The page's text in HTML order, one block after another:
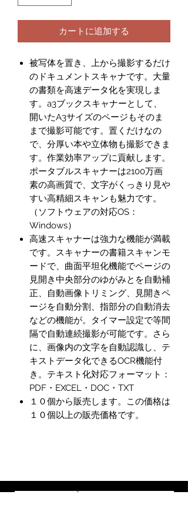
カートに追加する
被写体を置き、上から撮影するだけ
のドキュメントスキャナです。大量
の書類を高速データ化を実現しま
す。a3ブックスキャナーとして、
開いたA3サイズのページもそのま
まで撮影可能です。置くだけなの
で、分厚い本や立体物も撮影できま
す。作業効率アップに貢献します。
ポータブルスキャナーは2100万画
素の高画質で、文字がくっきり見や
すい高精細スキャンも魅力です。
（ソフトウェアの対応OS：
Windows）
高速スキャナーは強力な機能が満載
です。スキャナーの書籍スキャンモ
ードで、曲面平坦化機能でページの
見開き中央部分のゆがみとを自動補
正、自動画像トリミング、見開きペ
ージを自動分割、指部分の自動消去
などの機能が。タイマー設定で等間
隔で自動連続撮影が可能です。さら
に、画像内の文字を自動認識し、テ
キストデータ化できるOCR機能付
き。テキスト化対応フォーマット：
PDF・EXCEL・DOC・TXT
１０個から販売します。この価格は
１０個以上の販売価格です。